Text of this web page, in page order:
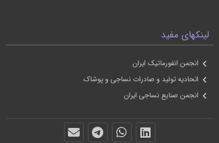
لينکهای مفيد
انجمن انفورماتيک ايران
اتحاديه توليد و صادرات نساجی و پوشاک
انجمن صنايع نساجی ايران